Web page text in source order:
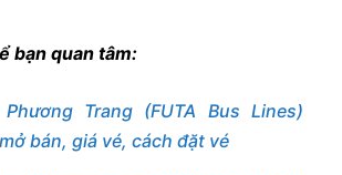
bạn quan tâm:
Trang (FUTA Bus Lines)
bán, giá vé, cách đặt vé